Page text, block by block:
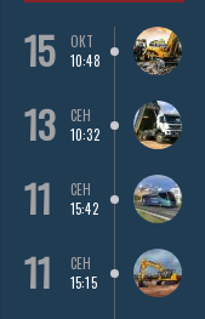
15
ОКТ
10:48
13
СЕН
10:32
11
СЕН
15:42
11
СЕН
15:15